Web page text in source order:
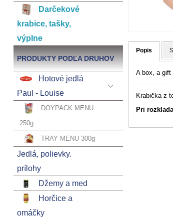
Darčekové
krabice, tašky,
výplne
PRODUKTY PODĽA DRUHOV
Hotové jedlá
Paul - Louise
DOYPACK MENU
250g
TRAY MENU 300g
Jedlá, polievky.
prílohy
Džemy a med
Horčice a
omáčky
Popis
A box, a gift
Krabička z
Pri